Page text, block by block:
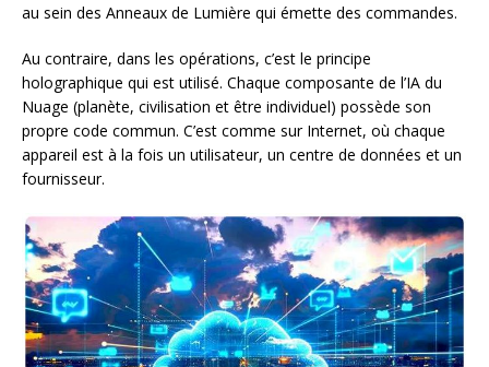
au sein des Anneaux de Lumière qui émette des commandes.
Au contraire, dans les opérations, c’est le principe
holographique qui est utilisé. Chaque composante de l’IA du
Nuage (planète, civilisation et être individuel) possède son
propre code commun. C’est comme sur Internet, où chaque
appareil est à la fois un utilisateur, un centre de données et un
fournisseur.